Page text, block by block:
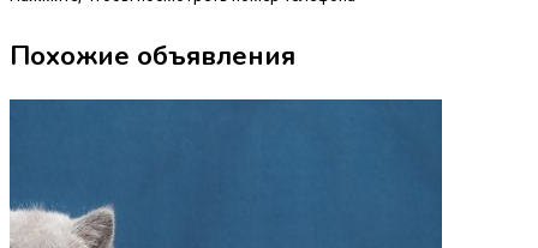
Похожие объявления